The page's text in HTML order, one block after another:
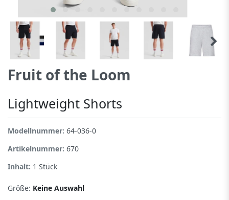
Fruit of the Loom
Lightweight Shorts
Modellnummer: 64-036-0
Artikelnummer: 670
Inhalt: 1 Stück
Größe: Keine Auswahl